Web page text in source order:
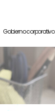
Gobierno corporativo